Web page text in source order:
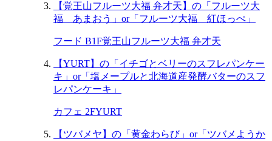
【覚王山フルーツ大福 弁才天】の「フルーツ大
福 あまおう」or「フルーツ大福 紅ほっぺ」
フード B1F覚王山フルーツ大福 弁才天
【YURT】の「イチゴとベリーのスフレパンケー
キ」or「塩メープルと北海道産発酵バターのスフ
レパンケーキ」
カフェ 2FYURT
【ツバメヤ】の「黄金わらび」or「ツバメようか